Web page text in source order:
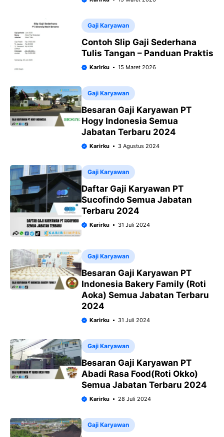
Gaji Karyawan
Contoh Slip Gaji Sederhana
Tulis Tangan – Panduan Praktis
Karirku 15 Maret 2026
Gaji Karyawan
Besaran Gaji Karyawan PT
Hogy Indonesia Semua
Jabatan Terbaru 2024
Karirku 3 Agustus 2024
Gaji Karyawan
Daftar Gaji Karyawan PT
Sucofindo Semua Jabatan
Terbaru 2024
Karirku 31 Juli 2024
Gaji Karyawan
Besaran Gaji Karyawan PT
Indonesia Bakery Family (Roti
Aoka) Semua Jabatan Terbaru
2024
Karirku 31 Juli 2024
Gaji Karyawan
Besaran Gaji Karyawan PT
Abadi Rasa Food(Roti Okko)
Semua Jabatan Terbaru 2024
Karirku 28 Juli 2024
Gaji Karyawan